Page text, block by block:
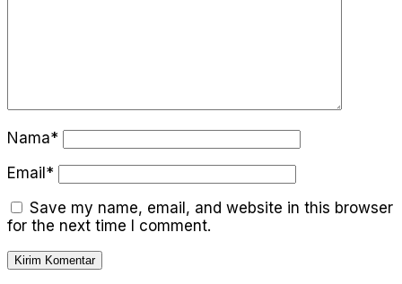
Nama*
Email*
Save my name, email, and website in this browser
for the next time I comment.